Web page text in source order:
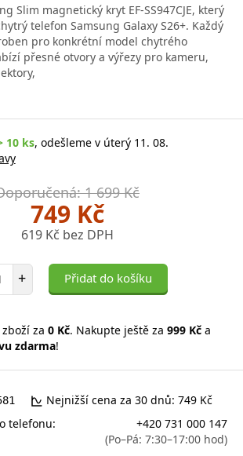
Slim magnetický kryt EF-SS947CJE, který
telefon Samsung Galaxy S26+. Každý
pro konkrétní model chytrého
přesné otvory a výřezy pro kameru,
10 ks, odešleme v úterý 11. 08.
1 699 Kč
749 Kč
619 Kč bez DPH
položek
+ Přidat do košíku
za 0 Kč. Nakupte ještě za 999 Kč a
zdarma!
Nejnižší cena za 30 dnů: 749 Kč
telefonu:
+420 731 000 147
(Po–Pá: 7:30–17:00 hod)